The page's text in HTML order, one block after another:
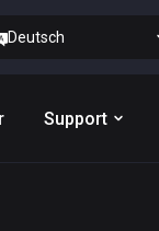
Deutsch
Support